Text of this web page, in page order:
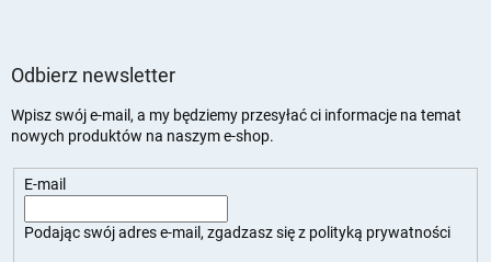
Odbierz newsletter
Wpisz swój e-mail, a my będziemy przesyłać ci informacje na temat
nowych produktów na naszym e-shop.
E-mail
Podając swój adres e-mail, zgadzasz się z polityką prywatności